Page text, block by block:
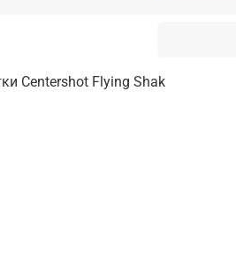
Centershot Flying Shak